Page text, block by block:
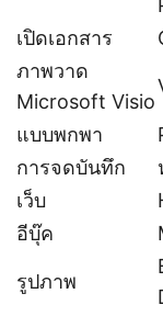
เปิดเอกสาร
ภาพวาด
Microsoft Visio
แบบพกพา
การจดบันทึก
เว็บ
อีบุ๊ค
รูปภาพ